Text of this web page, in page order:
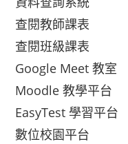
查閱教師課表
查閱班級課表
Google Meet 教室
Moodle 教學平台
EasyTest 學習平台
數位校園平台